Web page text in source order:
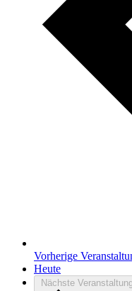
Vorherige
Heute
Nächste